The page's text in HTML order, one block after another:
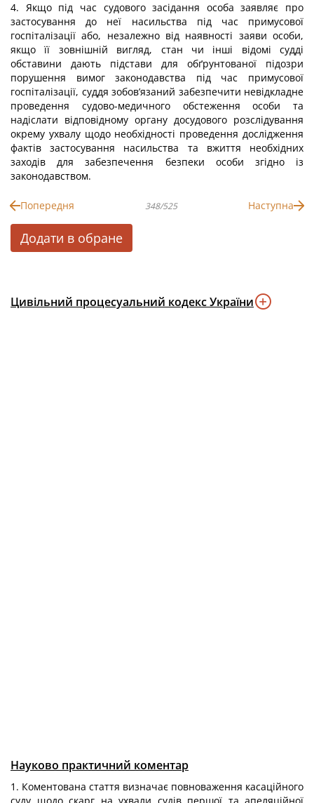
4. Якщо під час судового засідання особа заявляє про
застосування до неї насильства під час примусової
госпіталізації або, незалежно від наявності заяви особи,
якщо її зовнішній вигляд, стан чи інші відомі судді
обставини дають підстави для обґрунтованої підозри
порушення вимог законодавства під час примусової
госпіталізації, суддя зобов’язаний забезпечити невідкладне
проведення судово-медичного обстеження особи та
надіслати відповідному органу досудового розслідування
окрему ухвалу щодо необхідності проведення дослідження
фактів застосування насильства та вжиття необхідних
заходів для забезпечення безпеки особи згідно із
законодавством.
Попередня 348/525 Наступна
Додати в обране
Цивільний процесуальний кодекс України
Науково практичний коментар
1. Коментована стаття визначає повноваження касаційного